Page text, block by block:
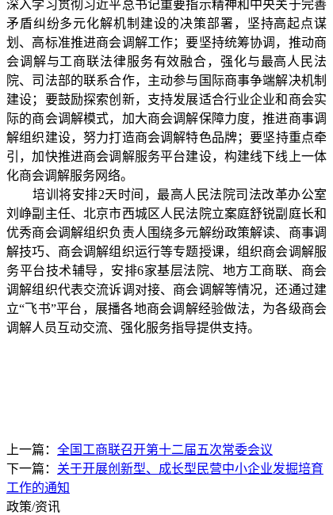
深入学习贯彻习近平总书记重要指示精神和中央关于完善
矛盾纠纷多元化解机制建设的决策部署，坚持高起点谋
划、高标准推进商会调解工作；要坚持统筹协调，推动商
会调解与工商联法律服务有效融合，强化与最高人民法
院、司法部的联系合作，主动参与国际商事争端解决机制
建设；要鼓励探索创新，支持发展适合行业企业和商会实
际的商会调解模式，加大商会调解保障力度，推进商事调
解组织建设，努力打造商会调解特色品牌；要坚持重点牵
引，加快推进商会调解服务平台建设，构建线下线上一体
化商会调解服务网络。
培训将安排2天时间，最高人民法院司法改革办公室
刘峥副主任、北京市西城区人民法院立案庭舒锐副庭长和
优秀商会调解组织负责人围绕多元解纷政策解读、商事调
解技巧、商会调解组织运行等专题授课，组织商会调解服
务平台技术辅导，安排6家基层法院、地方工商联、商会
调解组织代表交流诉调对接、商会调解等情况，还通过建
立“飞书”平台，展播各地商会调解经验做法，为各级商会
调解人员互动交流、强化服务指导提供支持。
上一篇： 全国工商联召开第十二届五次常委会议
下一篇： 关于开展创新型、成长型民营中小企业发掘培育
工作的通知
政策/资讯